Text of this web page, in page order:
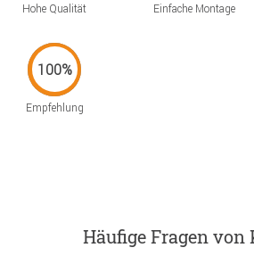
Hohe Qualität Einfache Montage
Empfehlung
Häufige Fragen von